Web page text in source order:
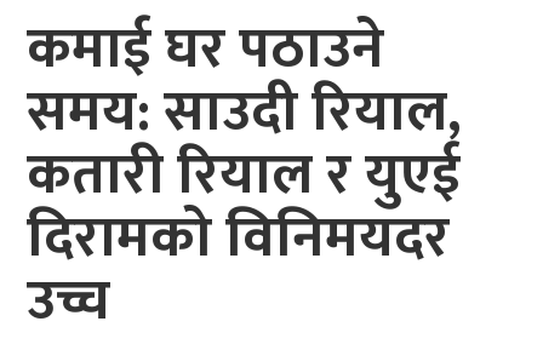
कमाई घर पठाउने
समय: साउदी रियाल,
कतारी रियाल र युएई
दिरामको विनिमयदर
उच्च